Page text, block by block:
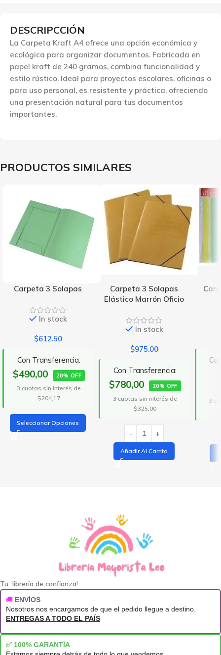
DESCRIPCCIÓN
La Carpeta Kraft A4 ofrece una opción económica y
ecológica para organizar documentos. Fabricada en
papel kraft de 240 gramos, combina funcionalidad y
estilo rústico. Ideal para proyectos escolares, oficinas o
para uso personal, es resistente y práctica, ofreciendo
una presentación natural para tus documentos
importantes.
PRODUCTOS SIMILARES
Carpeta 3 Solapas
In stock
$612.50
Con Transferencia:
$490,00 20% OFF
3 cuotas sin interés de
$204,17
Seleccionar Opciones
Carpeta 3 Solapas
Elástico Marrón Oficio
In stock
$975.00
Con Transferencia:
$780,00 20% OFF
3 cuotas sin interés de
$325,00
Añadir Al Carrito
3
Tu librería de confianza!
🚚 ENVÍOS
Nosotros nos encargamos de que el pedido llegue a destino.
ENTREGAS A TODO EL PAÍS
✅ 100% GARANTÍA